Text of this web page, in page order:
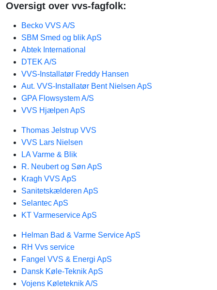
Oversigt over vvs-fagfolk:
Becko VVS A/S
SBM Smed og blik ApS
Abtek International
DTEK A/S
VVS-Installatør Freddy Hansen
Aut. VVS-Installatør Bent Nielsen ApS
GPA Flowsystem A/S
VVS Hjælpen ApS
Thomas Jelstrup VVS
VVS Lars Nielsen
LA Varme & Blik
R. Neubert og Søn ApS
Kragh VVS ApS
Sanitetskælderen ApS
Selantec ApS
KT Varmeservice ApS
Helman Bad & Varme Service ApS
RH Vvs service
Fangel VVS & Energi ApS
Dansk Køle-Teknik ApS
Vojens Køleteknik A/S